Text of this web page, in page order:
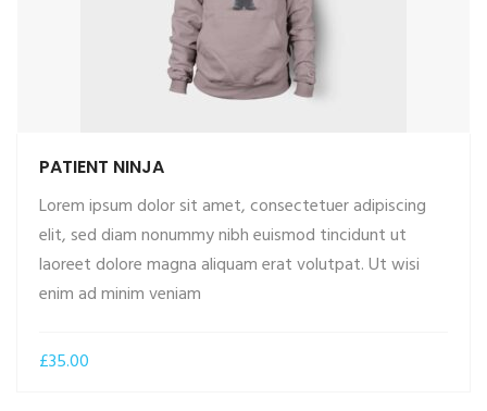
PATIENT NINJA
Lorem ipsum dolor sit amet, consectetuer adipiscing
elit, sed diam nonummy nibh euismod tincidunt ut
laoreet dolore magna aliquam erat volutpat. Ut wisi
enim ad minim veniam
£35.00
ADD TO CART